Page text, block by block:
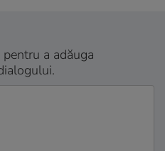
pentru a adăuga